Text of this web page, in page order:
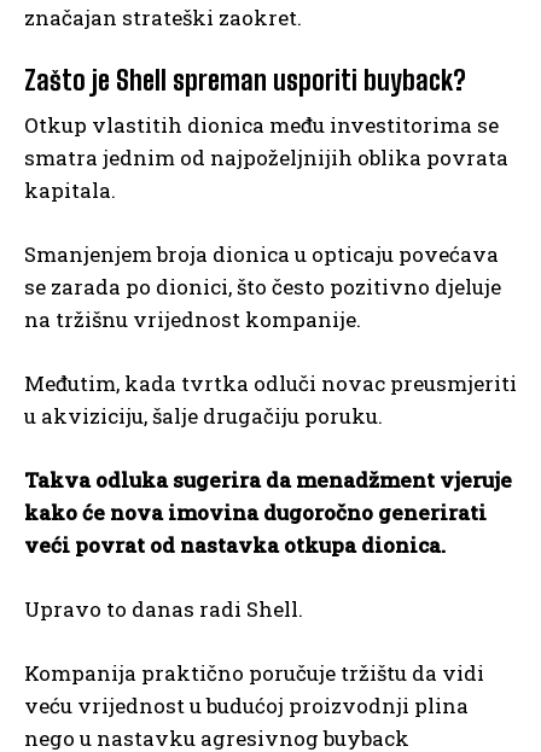
značajan strateški zaokret.
Zašto je Shell spreman usporiti buyback?
Otkup vlastitih dionica među investitorima se
smatra jednim od najpoželjnijih oblika povrata
kapitala.
Smanjenjem broja dionica u opticaju povećava
se zarada po dionici, što često pozitivno djeluje
na tržišnu vrijednost kompanije.
Međutim, kada tvrtka odluči novac preusmjeriti
u akviziciju, šalje drugačiju poruku.
Takva odluka sugerira da menadžment vjeruje
kako će nova imovina dugoročno generirati
veći povrat od nastavka otkupa dionica.
Upravo to danas radi Shell.
Kompanija praktično poručuje tržištu da vidi
veću vrijednost u budućoj proizvodnji plina
nego u nastavku agresivnog buyback